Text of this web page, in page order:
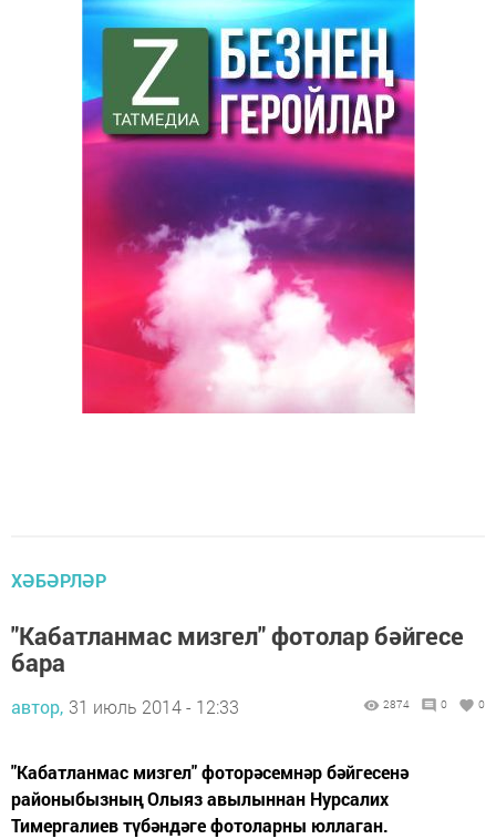
ХӘБӘРЛӘР
"Кабатланмас мизгел" фотолар бәйгесе
бара
автор, 31 июль 2014 - 12:33 2874 0 0
"Кабатланмас мизгел" фоторәсемнәр бәйгесенә
районыбызның Олыяз авылыннан Нурсалих
Тимергалиев түбәндәге фотоларны юллаган.